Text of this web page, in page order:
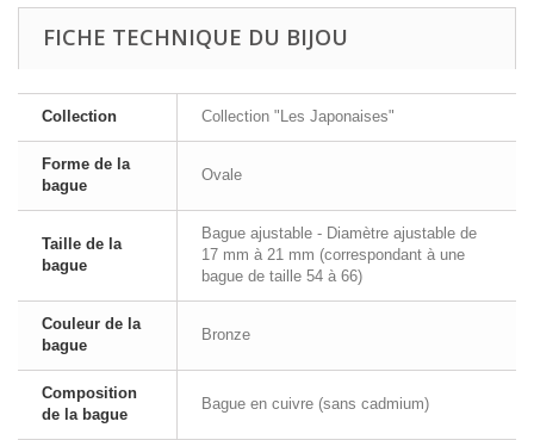
FICHE TECHNIQUE DU BIJOU
Collection Collection "Les Japonaises"
Forme de la
bague
Ovale
Taille de la
bague
Bague ajustable - Diamètre ajustable de
17 mm à 21 mm (correspondant à une
bague de taille 54 à 66)
Couleur de la
bague
Bronze
Composition
de la bague
Bague en cuivre (sans cadmium)